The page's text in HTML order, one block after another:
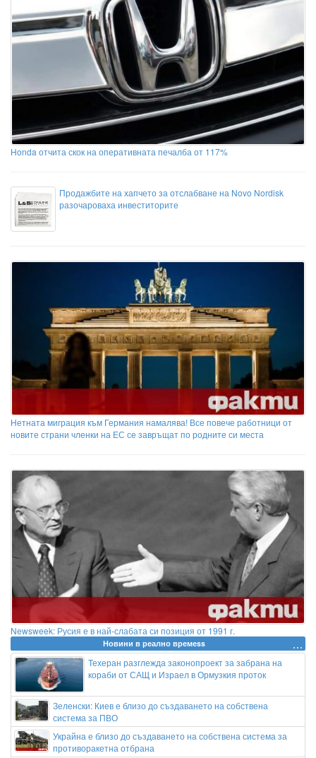
Honda отчита скок на оперативната печалба от 117%
Продажбите на хапчето за отслабване на Novo Nordisk
разочароваха инвеститорите
Нетната миграция към Германия намалява! Все повече работници от
новите страни членки на ЕС се завръщат по родните си места
Newsweek: Русия е в най-слабата си позиция от 1991 г.
Новини в реално времеss
Техеран разглежда законопроект за забрана на
кораби от САЩ и Израел в Ормузкия проток
Зеленски: Киев е близо до създаването на собствена
система за ПВО
Украйна е близо до създаването на собствена система за
противоракетна отбрана